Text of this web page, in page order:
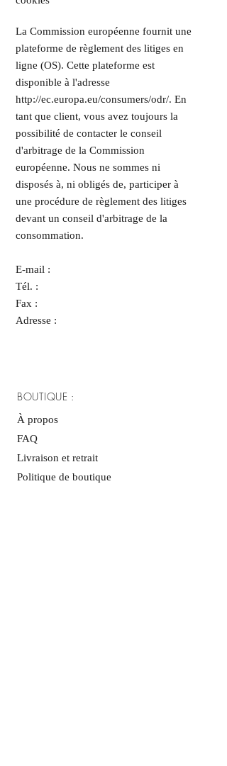
La Commission européenne fournit une
plateforme de règlement des litiges en
ligne (OS). Cette plateforme est
disponible à l'adresse
http://ec.europa.eu/consumers/odr/. En
tant que client, vous avez toujours la
possibilité de contacter le conseil
d'arbitrage de la Commission
européenne. Nous ne sommes ni
disposés à, ni obligés de, participer à
une procédure de règlement des litiges
devant un conseil d'arbitrage de la
consommation.
E-mail :
Tél. :
Fax :
Adresse :
BOUTIQUE :
À propos
FAQ
Livraison et retrait
Politique de boutique